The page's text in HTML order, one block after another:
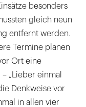
besonders
gleich neun
entfernt werden.
Termine planen
Ort eine
„Lieber einmal
Denkweise vor
in allen vier